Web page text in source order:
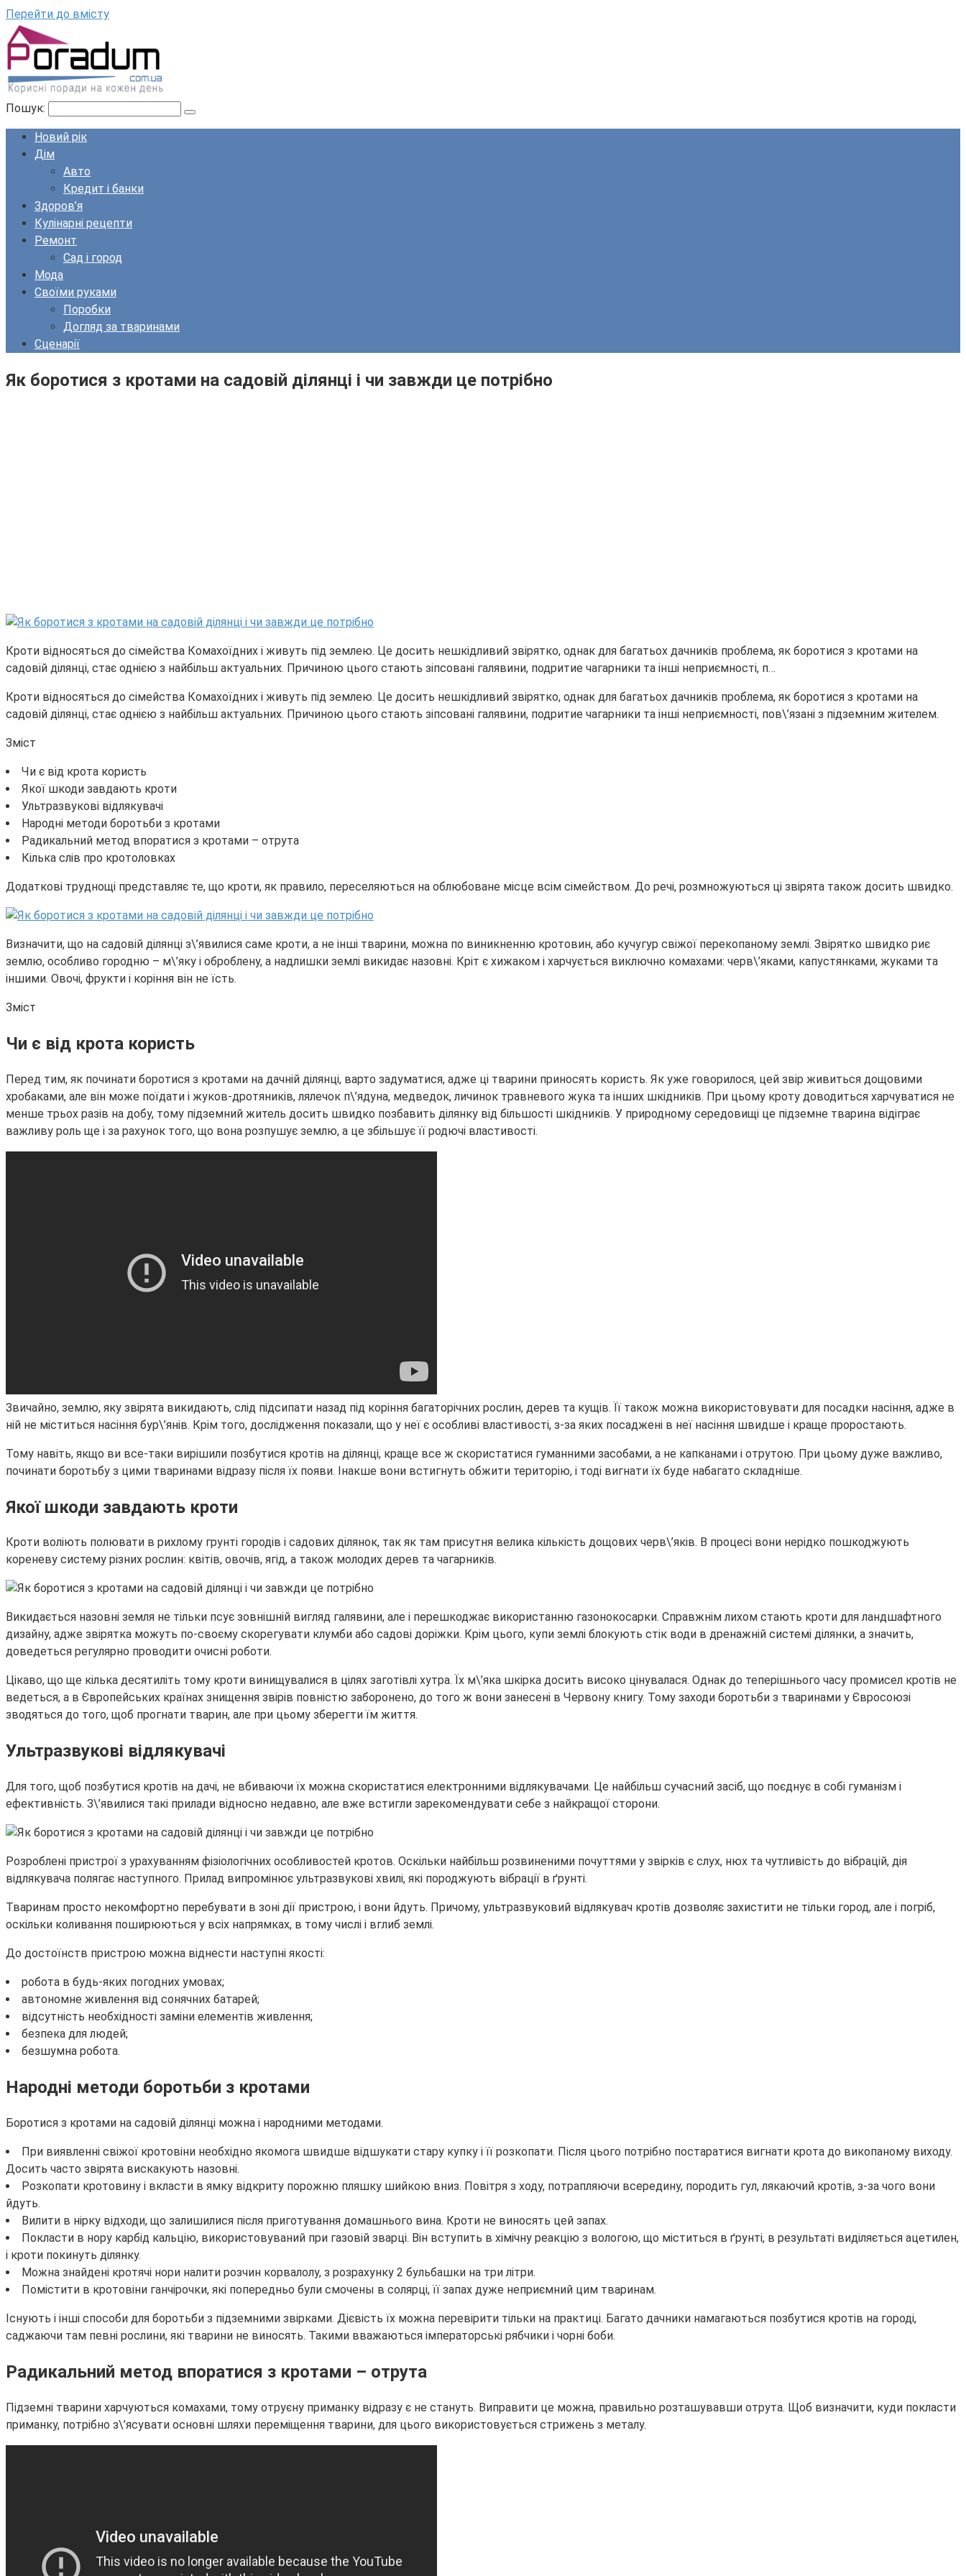
Перейти до вмісту
Пошук:
Новий рік
Дім
Авто
Кредит і банки
Здоров’я
Кулінарні рецепти
Ремонт
Сад і город
Мода
Своїми руками
Поробки
Догляд за тваринами
Сценарії
Як боротися з кротами на садовій ділянці і чи завжди це потрібно
Кроти відносяться до сімейства Комахоїдних і живуть під землею. Це досить нешкідливий звірятко, однак для багатьох дачників проблема, як боротися з кротами на
садовій ділянці, стає однією з найбільш актуальних. Причиною цього стають зіпсовані галявини, подритие чагарники та інші неприємності, п…
Кроти відносяться до сімейства Комахоїдних і живуть під землею. Це досить нешкідливий звірятко, однак для багатьох дачників проблема, як боротися з кротами на
садовій ділянці, стає однією з найбільш актуальних. Причиною цього стають зіпсовані галявини, подритие чагарники та інші неприємності, пов\’язані з підземним жителем.
Зміст
Чи є від крота користь
Якої шкоди завдають кроти
Ультразвукові відлякувачі
Народні методи боротьби з кротами
Радикальний метод впоратися з кротами – отрута
Кілька слів про кротоловках
Додаткові труднощі представляє те, що кроти, як правило, переселяються на облюбоване місце всім сімейством. До речі, розмножуються ці звірята також досить швидко.
Визначити, що на садовій ділянці з\’явилися саме кроти, а не інші тварини, можна по виникненню кротовин, або кучугур свіжої перекопаному землі. Звірятко швидко риє
землю, особливо городню – м\’яку і оброблену, а надлишки землі викидає назовні. Кріт є хижаком і харчується виключно комахами: черв\’яками, капустянками, жуками та
іншими. Овочі, фрукти і коріння він не їсть.
Зміст
Чи є від крота користь
Перед тим, як починати боротися з кротами на дачній ділянці, варто задуматися, адже ці тварини приносять користь. Як уже говорилося, цей звір живиться дощовими
хробаками, але він може поїдати і жуков-дротяників, лялечок п\’ядуна, медведок, личинок травневого жука та інших шкідників. При цьому кроту доводиться харчуватися не
менше трьох разів на добу, тому підземний житель досить швидко позбавить ділянку від більшості шкідників. У природному середовищі це підземне тварина відіграє
важливу роль ще і за рахунок того, що вона розпушує землю, а це збільшує її родючі властивості.
Звичайно, землю, яку звірята викидають, слід підсипати назад під коріння багаторічних рослин, дерев та кущів. Її також можна використовувати для посадки насіння, адже в
ній не міститься насіння бур\’янів. Крім того, дослідження показали, що у неї є особливі властивості, з-за яких посаджені в неї насіння швидше і краще проростають.
Тому навіть, якщо ви все-таки вирішили позбутися кротів на ділянці, краще все ж скористатися гуманними засобами, а не капканами і отрутою. При цьому дуже важливо,
починати боротьбу з цими тваринами відразу після їх появи. Інакше вони встигнуть обжити територію, і тоді вигнати їх буде набагато складніше.
Якої шкоди завдають кроти
Кроти воліють полювати в рихлому грунті городів і садових ділянок, так як там присутня велика кількість дощових черв\’яків. В процесі вони нерідко пошкоджують
кореневу систему різних рослин: квітів, овочів, ягід, а також молодих дерев та чагарників.
Викидається назовні земля не тільки псує зовнішній вигляд галявини, але і перешкоджає використанню газонокосарки. Справжнім лихом стають кроти для ландшафтного
дизайну, адже звірятка можуть по-своєму скорегувати клумби або садові доріжки. Крім цього, купи землі блокують стік води в дренажній системі ділянки, а значить,
доведеться регулярно проводити очисні роботи.
Цікаво, що ще кілька десятиліть тому кроти винищувалися в цілях заготівлі хутра. Їх м\’яка шкірка досить високо цінувалася. Однак до теперішнього часу промисел кротів не
ведеться, а в Європейських країнах знищення звірів повністю заборонено, до того ж вони занесені в Червону книгу. Тому заходи боротьби з тваринами у Євросоюзі
зводяться до того, щоб прогнати тварин, але при цьому зберегти їм життя.
Ультразвукові відлякувачі
Для того, щоб позбутися кротів на дачі, не вбиваючи їх можна скористатися електронними відлякувачами. Це найбільш сучасний засіб, що поєднує в собі гуманізм і
ефективність. З\’явилися такі прилади відносно недавно, але вже встигли зарекомендувати себе з найкращої сторони.
Розроблені пристрої з урахуванням фізіологічних особливостей кротов. Оскільки найбільш розвиненими почуттями у звірків є слух, нюх та чутливість до вібрацій, дія
відлякувача полягає наступного. Прилад випромінює ультразвукові хвилі, які породжують вібрації в ґрунті.
Тваринам просто некомфортно перебувати в зоні дії пристрою, і вони йдуть. Причому, ультразвуковий відлякувач кротів дозволяє захистити не тільки город, але і погріб,
оскільки коливання поширюються у всіх напрямках, в тому числі і вглиб землі.
До достоїнств пристрою можна віднести наступні якості:
робота в будь-яких погодних умовах;
автономне живлення від сонячних батарей;
відсутність необхідності заміни елементів живлення;
безпека для людей;
безшумна робота.
Народні методи боротьби з кротами
Боротися з кротами на садовій ділянці можна і народними методами.
При виявленні свіжої кротовіни необхідно якомога швидше відшукати стару купку і її розкопати. Після цього потрібно постаратися вигнати крота до викопаному виходу.
Досить часто звірята вискакують назовні.
Розкопати кротовину і вкласти в ямку відкриту порожню пляшку шийкою вниз. Повітря з ходу, потрапляючи всередину, породить гул, лякаючий кротів, з-за чого вони
йдуть.
Вилити в нірку відходи, що залишилися після приготування домашнього вина. Кроти не виносять цей запах.
Покласти в нору карбід кальцію, використовуваний при газовій зварці. Він вступить в хімічну реакцію з вологою, що міститься в ґрунті, в результаті виділяється ацетилен,
і кроти покинуть ділянку.
Можна знайдені кротячі нори налити розчин корвалолу, з розрахунку 2 бульбашки на три літри.
Помістити в кротовіни ганчірочки, які попередньо були смочены в солярці, її запах дуже неприємний цим тваринам.
Існують і інші способи для боротьби з підземними звірками. Дієвість їх можна перевірити тільки на практиці. Багато дачники намагаються позбутися кротів на городі,
саджаючи там певні рослини, які тварини не виносять. Такими вважаються імператорські рябчики і чорні боби.
Радикальний метод впоратися з кротами – отрута
Підземні тварини харчуються комахами, тому отруєну приманку відразу є не стануть. Виправити це можна, правильно розташувавши отрута. Щоб визначити, куди покласти
приманку, потрібно з\’ясувати основні шляхи переміщення тварини, для цього використовується стрижень з металу.